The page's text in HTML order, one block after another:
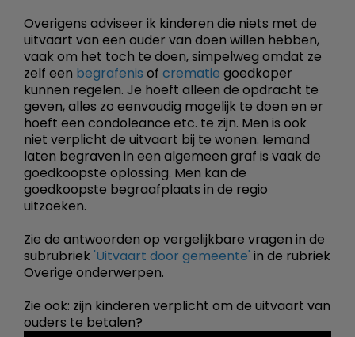
Overigens adviseer ik kinderen die niets met de
uitvaart van een ouder van doen willen hebben,
vaak om het toch te doen, simpelweg omdat ze
zelf een begrafenis of crematie goedkoper
kunnen regelen. Je hoeft alleen de opdracht te
geven, alles zo eenvoudig mogelijk te doen en er
hoeft een condoleance etc. te zijn. Men is ook
niet verplicht de uitvaart bij te wonen. Iemand
laten begraven in een algemeen graf is vaak de
goedkoopste oplossing. Men kan de
goedkoopste begraafplaats in de regio
uitzoeken.
Zie de antwoorden op vergelijkbare vragen in de
subrubriek 'Uitvaart door gemeente' in de rubriek
Overige onderwerpen.
Zie ook: zijn kinderen verplicht om de uitvaart van
ouders te betalen?